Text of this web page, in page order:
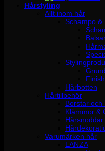
Hårstyling
Allt inom hår
Schampo &
Hårbotten
Hårtillbehör
Borstar och
Klämmor &
Hårsnoddar
Varumärken hår
LANZA